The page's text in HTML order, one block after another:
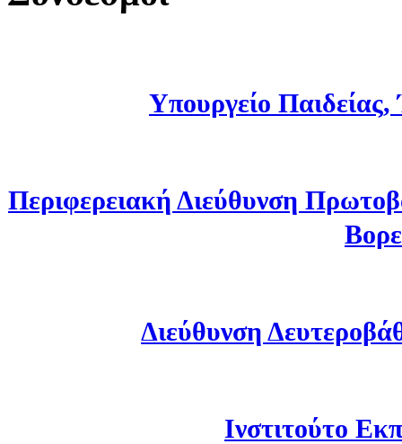
Υπουργείο
Περιφερειακή Διεύθυνση
Διεύθυνση
Ινστιτούτο